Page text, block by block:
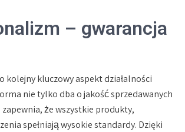
– gwarancja
kolejny kluczowy aspekt działalności
nie tylko dba o jakość sprzedawanych
że wszystkie produkty,
spełniają wysokie standardy. Dzięki